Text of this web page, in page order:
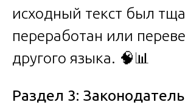
исходный текст был
переработан или
другого языка. 🧠📊
Раздел 3: